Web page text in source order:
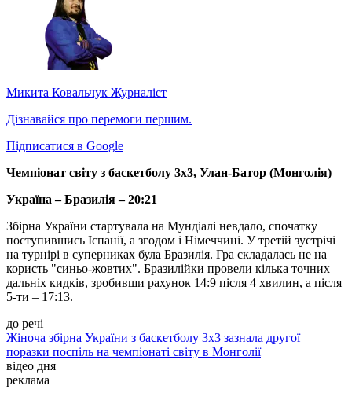
Микита Ковальчук Журналіст
Дізнавайся про перемоги першим.
Підписатися в Google
Чемпіонат світу з баскетболу 3x3, Улан-Батор (Монголія)
Україна – Бразилія – 20:21
Збірна України стартувала на Мундіалі невдало, спочатку
поступившись Іспанії, а згодом і Німеччині. У третій зустрічі
на турнірі в суперниках була Бразилія. Гра складалась не на
користь "синьо-жовтих". Бразилійки провели кілька точних
дальніх кидків, зробивши рахунок 14:9 після 4 хвилин, а після
5-ти – 17:13.
до речі
Жіноча збірна України з баскетболу 3x3 зазнала другої
поразки поспіль на чемпіонаті світу в Монголії
відео дня
реклама